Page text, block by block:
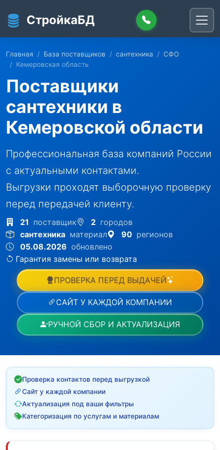
СтройкаБД
Главная База поставщиков сантехника
СФО
Кемеровская область
Поставщики
сантехники в
Кемеровской области
Профессиональная база компаний России
с актуальными контактами.
Выгрузки проходят выборочную проверку
перед передачей клиенту.
21 поставщик 2 городов
сантехника материал 90 регионов
05.08.2026 обновлено
Гарантия замены или возврата
ПРОВЕРКА ПЕРЕД ВЫДАЧЕЙ
САЙТ У КАЖДОЙ КОМПАНИИ
РУЧНОЙ СБОР И АКТУАЛИЗАЦИЯ
Проверка контактов перед выгрузкой
Сайт у каждой компании
Актуализация под ваши фильтры
Категоризация по услугам и материалам